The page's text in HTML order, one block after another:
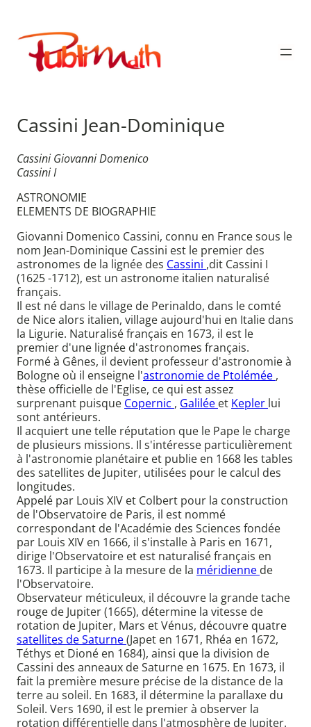
contenu
Publimath
Cassini Jean-Dominique
Cassini Giovanni Domenico
Cassini I
ASTRONOMIE
ELEMENTS DE BIOGRAPHIE
Giovanni Domenico Cassini, connu en France sous le
nom Jean-Dominique Cassini est le premier des
astronomes de la lignée des Cassini ,dit Cassini I
(1625 -1712), est un astronome italien naturalisé
français.
Il est né dans le village de Perinaldo, dans le comté
de Nice alors italien, village aujourd'hui en Italie dans
la Ligurie. Naturalisé français en 1673, il est le
premier d'une lignée d'astronomes français.
Formé à Gênes, il devient professeur d'astronomie à
Bologne où il enseigne l'astronomie de Ptolémée ,
thèse officielle de l'Eglise, ce qui est assez
surprenant puisque Copernic , Galilée et Kepler lui
sont antérieurs.
Il acquiert une telle réputation que le Pape le charge
de plusieurs missions. Il s'intéresse particulièrement
à l'astronomie planétaire et publie en 1668 les tables
des satellites de Jupiter, utilisées pour le calcul des
longitudes.
Appelé par Louis XIV et Colbert pour la construction
de l'Observatoire de Paris, il est nommé
correspondant de l'Académie des Sciences fondée
par Louis XIV en 1666, il s'installe à Paris en 1671,
dirige l'Observatoire et est naturalisé français en
1673. Il participe à la mesure de la méridienne de
l'Observatoire.
Observateur méticuleux, il découvre la grande tache
rouge de Jupiter (1665), détermine la vitesse de
rotation de Jupiter, Mars et Vénus, découvre quatre
satellites de Saturne(Japet en 1671, Rhéa en 1672,
Téthys et Dioné en 1684), ainsi que la division de
Cassini des anneaux de Saturne en 1675. En 1673, il
fait la première mesure précise de la distance de la
terre au soleil. En 1683, il détermine la parallaxe du
Soleil. Vers 1690, il est le premier à observer la
rotation différentielle dans l'atmosphère de Jupiter.